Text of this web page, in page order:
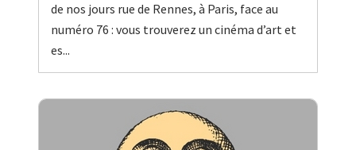
de nos jours rue de Rennes, à Paris, face au
numéro 76 : vous trouverez un cinéma d’art et
es...